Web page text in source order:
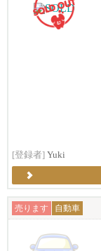
[登録者] Yuki
売ります 自動車